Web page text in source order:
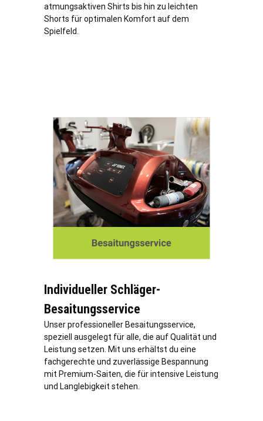
atmungsaktiven Shirts bis hin zu leichten
Shorts für optimalen Komfort auf dem
Spielfeld.
Individueller Schläger-
Besaitungsservice
Unser professioneller Besaitungsservice,
speziell ausgelegt für alle, die auf Qualität und
Leistung setzen. Mit uns erhältst du eine
fachgerechte und zuverlässige Bespannung
mit Premium-Saiten, die für intensive Leistung
und Langlebigkeit stehen.